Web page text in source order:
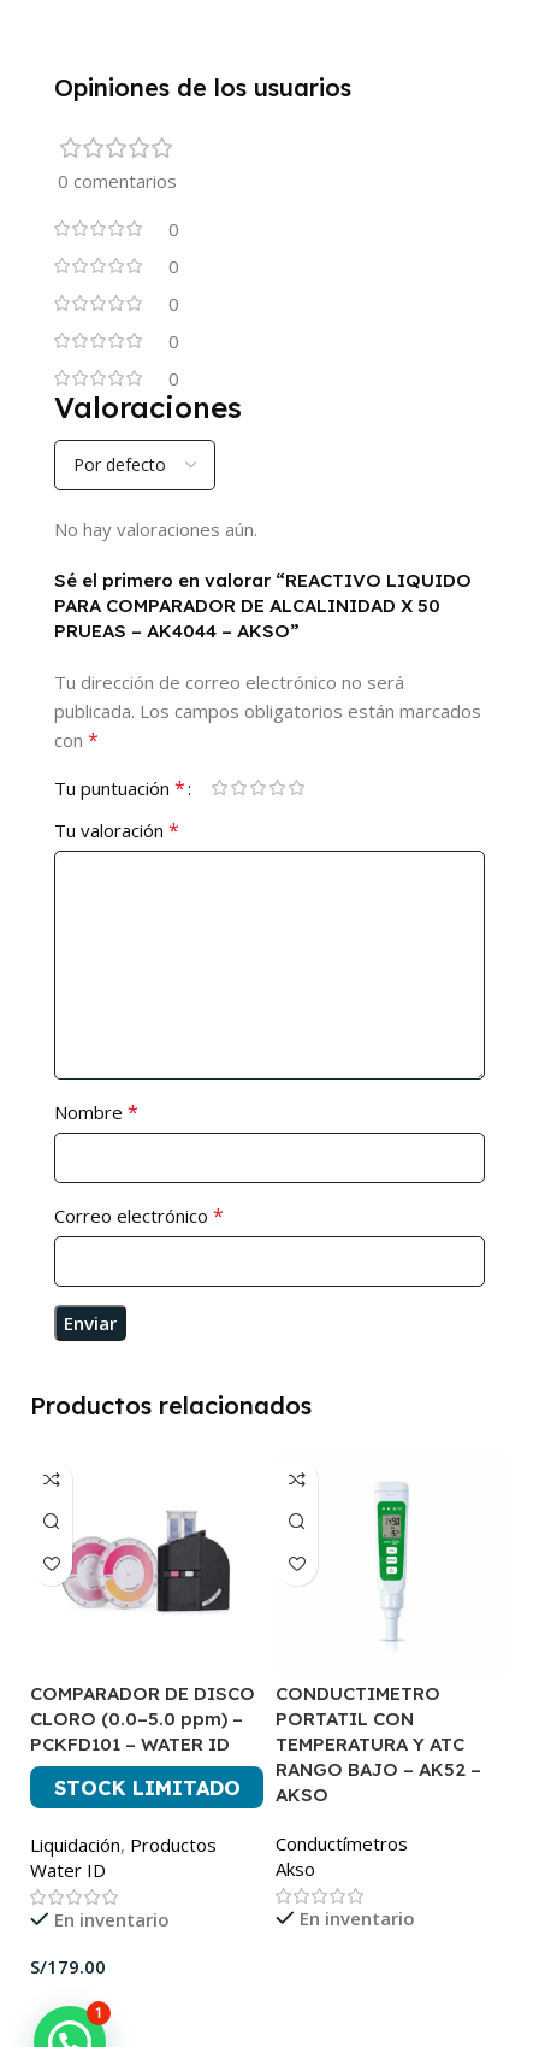
Opiniones de los usuarios
0 comentarios
0
0
0
0
0
Valoraciones
No hay valoraciones aún.
Sé el primero en valorar “REACTIVO LIQUIDO
PARA COMPARADOR DE ALCALINIDAD X 50
PRUEAS – AK4044 – AKSO”
Tu dirección de correo electrónico no será
publicada. Los campos obligatorios están marcados
con *
Tu puntuación *
Tu valoración *
Nombre *
Correo electrónico *
Productos relacionados
COMPARADOR DE DISCO
CLORO (0.0–5.0 ppm) –
PCKFD101 – WATER ID
STOCK LIMITADO
Liquidación, Productos
Water ID
En inventario
S/
CONDUCTIMETRO
PORTATIL CON
TEMPERATURA Y ATC
RANGO BAJO – AK52 –
AKSO
Conductímetros
Akso
En inventario
1